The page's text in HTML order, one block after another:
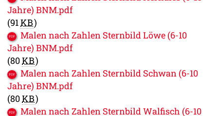
Jahre) BNM.pdf
(91KB)
Malen nach Zahlen Sternbild Löwe (6-10
Jahre) BNM.pdf
(80KB)
Malen nach Zahlen Sternbild Schwan (6-10
Jahre) BNM.pdf
(80KB)
Malen nach Zahlen Sternbild Walfisch (6-10